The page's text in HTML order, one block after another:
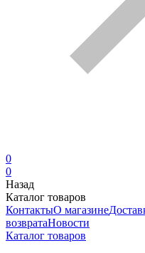
0
0
Назад
Каталог товаров
КонтактыО магазине
возвратаНовости
Каталог товаров